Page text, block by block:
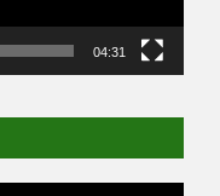
04:31